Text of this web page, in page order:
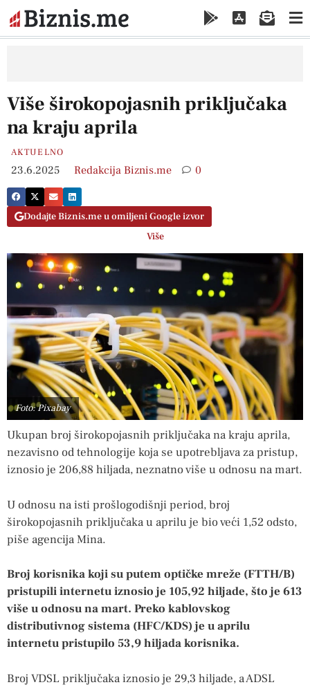
Više širokopojasnih priključaka
na kraju aprila
AKTUELNO
23.6.2025 Redakcija Biznis.me 0
Dodajte Biznis.me u omiljeni Google izvor
Više
Foto: Pixabay
Ukupan broj širokopojasnih priključaka na kraju aprila,
nezavisno od tehnologije koja se upotrebljava za pristup,
iznosio je 206,88 hiljada, neznatno više u odnosu na mart.
U odnosu na isti prošlogodišnji period, broj
širokopojasnih priključaka u aprilu je bio veći 1,52 odsto,
piše agencija Mina.
Broj korisnika koji su putem optičke mreže (FTTH/B)
pristupili internetu iznosio je 105,92 hiljade, što je 613
više u odnosu na mart. Preko kablovskog
distributivnog sistema (HFC/KDS) je u aprilu
internetu pristupilo 53,9 hiljada korisnika.
Broj VDSL priključaka iznosio je 29,3 hiljade, a ADSL